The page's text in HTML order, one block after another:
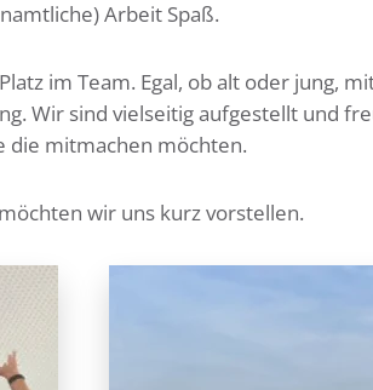
Arbeit Spaß.
im Team. Egal, ob alt oder jung,
Wir sind vielseitig aufgestellt und
die mitmachen möchten.
wir uns kurz vorstellen.